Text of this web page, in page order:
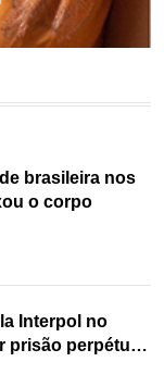
brasileira nos
o corpo
Interpol no
prisão perpétua